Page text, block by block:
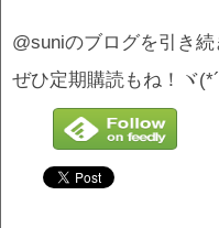
@suniのブログを引き続
ぜひ定期購読もね！ヾ